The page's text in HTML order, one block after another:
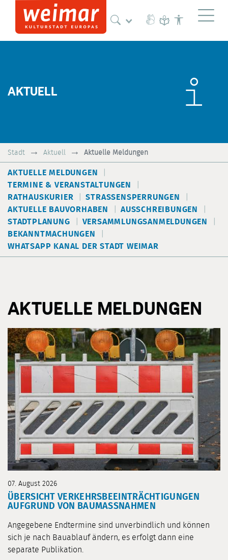
AKTUELL
Stadt Aktuell Aktuelle Meldungen
AKTUELLE MELDUNGEN
TERMINE & VERANSTALTUNGEN
RATHAUSKURIER
STRASSENSPERRUNGEN
AKTUELLE BAUVORHABEN
AUSSCHREIBUNGEN
STADTPLANUNG
VERSAMMLUNGSANMELDUNGEN
BEKANNTMACHUNGEN
WHATSAPP KANAL DER STADT WEIMAR
AKTUELLE MELDUNGEN
07. August 2026
ÜBERSICHT VERKEHRSBEEINTRÄCHTIGUNGEN
AUFGRUND VON BAUMASSNAHMEN
Angegebene Endtermine sind unverbindlich und können
sich je nach Bauablauf ändern, es erfolgt dann eine
separate Publikation.